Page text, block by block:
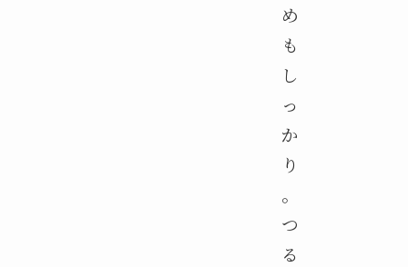
め
も
し
っ
か
り
。
つ
る